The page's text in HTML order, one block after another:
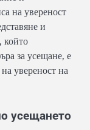
на увереност
и
който
за усещане, е
увереност на
усещането